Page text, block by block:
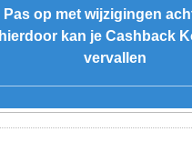
Pas op met wijzigingen
hierdoor kan je Cashback
vervallen